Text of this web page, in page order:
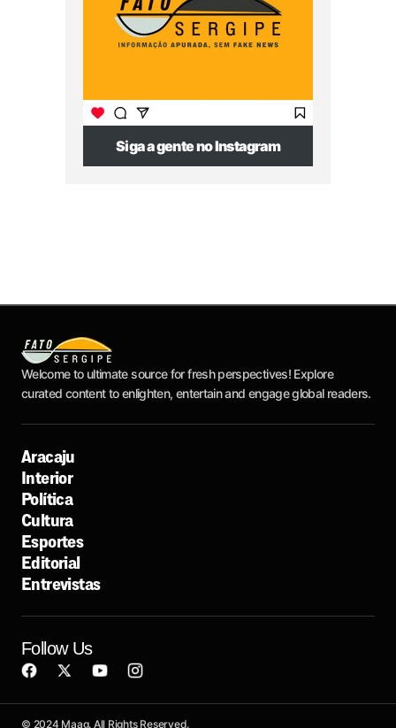
Siga a gente no Instagram
Welcome to ultimate source for fresh perspectives! Explore
curated content to enlighten, entertain and engage global readers.
Aracaju
Interior
Política
Cultura
Esportes
Editorial
Entrevistas
Follow Us
© 2024 Maag. All Rights Reserved.